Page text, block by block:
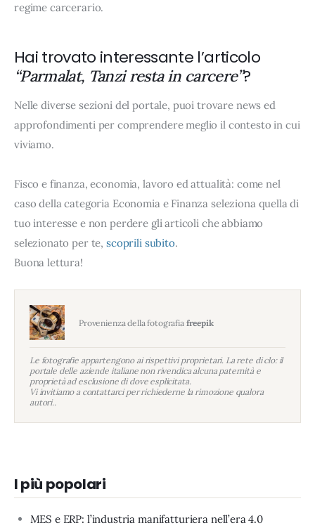
regime carcerario.
Hai trovato interessante l’articolo
“Parmalat, Tanzi resta in carcere”?
Nelle diverse sezioni del portale, puoi trovare news ed
approfondimenti per comprendere meglio il contesto in cui
viviamo.
Fisco e finanza, economia, lavoro ed attualità: come nel
caso della categoria Economia e Finanza seleziona quella di
tuo interesse e non perdere gli articoli che abbiamo
selezionato per te, scoprili subito.
Buona lettura!
Provenienza della fotografia freepik
Le fotografie appartengono ai rispettivi proprietari. La rete di clo: il
portale delle aziende italiane non rivendica alcuna paternità e
proprietà ad esclusione di dove esplicitata.
Vi invitiamo a contattarci per richiederne la rimozione qualora
autori..
I più popolari
MES e ERP: l’industria manifatturiera nell’era 4.0